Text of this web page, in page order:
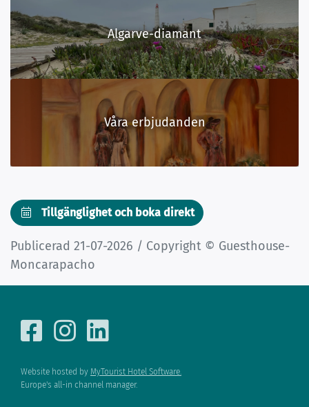
Algarve-diamant
Våra erbjudanden
Tillgänglighet och boka direkt
Publicerad 21-07-2026 / Copyright © Guesthouse-
Moncarapacho
Website hosted by MyTourist Hotel Software.
Europe's all-in channel manager.